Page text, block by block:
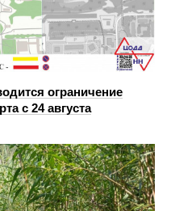
ограничение
с 24 августа